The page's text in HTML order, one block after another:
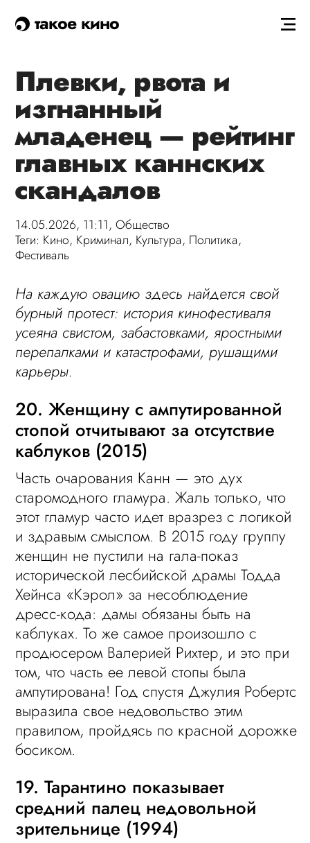
такое кино
Плевки, рвота и
изгнанный
младенец — рейтинг
главных каннских
скандалов
14.05.2026, 11:11,Общество
Теги: Кино, Криминал, Культура, Политика,
Фестиваль
На каждую овацию здесь найдется свой
бурный протест: история кинофестиваля
усеяна свистом, забастовками, яростными
перепалками и катастрофами, рушащими
карьеры.
20. Женщину с ампутированной
стопой отчитывают за отсутствие
каблуков (2015)
Часть очарования Канн — это дух
старомодного гламура. Жаль только, что
этот гламур часто идет вразрез с логикой
и здравым смыслом. В 2015 году группу
женщин не пустили на гала-показ
исторической лесбийской драмы Тодда
Хейнса «Кэрол» за несоблюдение
дресс-кода: дамы обязаны быть на
каблуках. То же самое произошло с
продюсером Валерией Рихтер, и это при
том, что часть ее левой стопы была
ампутирована! Год спустя Джулия Робертс
выразила свое недовольство этим
правилом, пройдясь по красной дорожке
босиком.
19. Тарантино показывает
средний палец недовольной
зрительнице (1994)